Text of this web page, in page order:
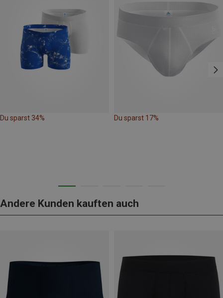
Du sparst 34% Du sparst 17%
Andere Kunden kauften auch